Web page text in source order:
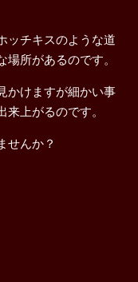
ッチキスのような道
所があるのです。
かけますが細かい事
上がるのです。
せんか？